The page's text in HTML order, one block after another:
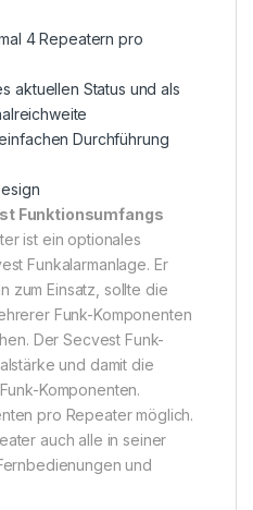
4 Repeatern pro
aktuellen Status und als
Durchführung
Funktionsumfangs
ist ein optionales
Funkalarmanlage. Er
zum Einsatz, sollte die
Funk-Komponenten
Der Secvest Funk-
und damit die
Komponenten.
pro Repeater möglich.
auch alle in seiner
und